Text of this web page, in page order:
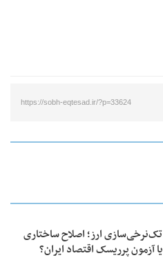
https://sobh-eqtesad.ir/?p=33624
تک‌نرخی‌سازی ارز؛ اصلاح ساختاری
یا آزمون پرریسک اقتصاد ایران؟